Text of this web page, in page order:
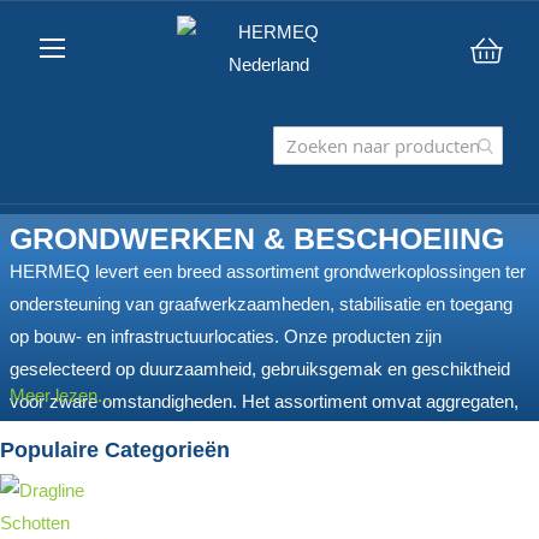
GRONDWERKEN & BESCHOEIING
HERMEQ levert een breed assortiment grondwerkoplossingen ter
ondersteuning van graafwerkzaamheden, stabilisatie en toegang
op bouw- en infrastructuurlocaties. Onze producten zijn
geselecteerd op duurzaamheid, gebruiksgemak en geschiktheid
voor zware omstandigheden. Het assortiment omvat aggregaten,
ondergrondvoorbereiding, evenals damwanden en
bekistingssystemen voor betonwerk. Ook bieden wij één van de
meest uitgebreide selecties stalen rijplaten – verkrijgbaar in glad,
Meer lezen...
Populaire Categorieën